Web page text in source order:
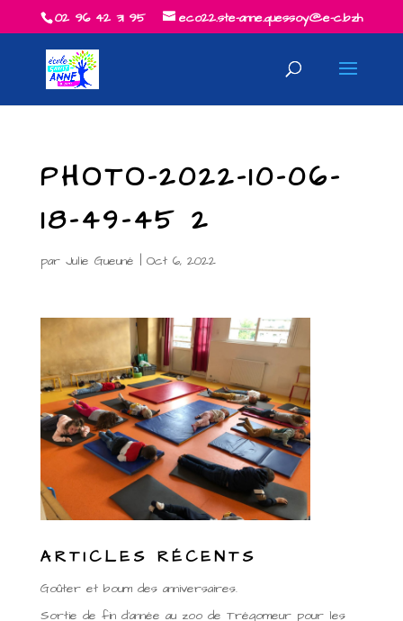
02 96 42 31 95 eco22.ste-anne.quessoy@e-c.bzh
PHOTO-2022-10-06-
18-49-45 2
par Julie Gueuné | Oct 6, 2022
ARTICLES RÉCENTS
Goûter et boum des anniversaires.
Sortie de fin d’année au zoo de Trégomeur pour les